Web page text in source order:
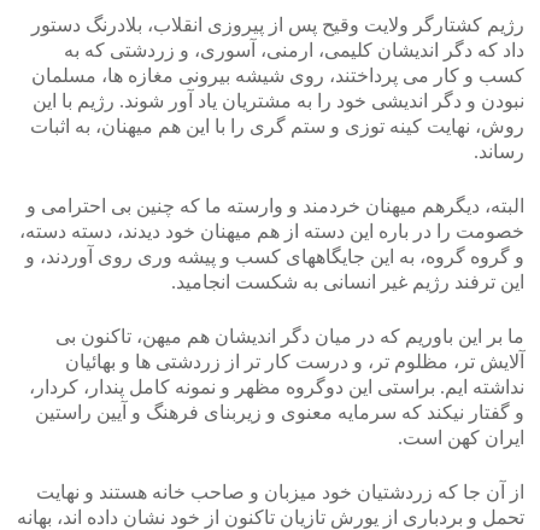
رژیم کشتارگر ولایت وقیح پس از پیروزی انقلاب، بلادرنگ دستور
داد که دگر اندیشان کلیمی، ارمنی، آسوری، و زردشتی که به
کسب و کار می پرداختند، روی شیشه بیرونی مغازه ها، مسلمان
نبودن و دگر اندیشی خود را به مشتریان یاد آور شوند. رژیم با این
روش، نهایت کینه توزی و ستم گری را با این هم میهنان، به اثبات
رساند.
البته، دیگرهم میهنان خردمند و وارسته ما که چنین بی احترامی و
خصومت را در باره این دسته از هم میهنان خود دیدند، دسته دسته،
و گروه گروه، به این جایگاههای کسب و پیشه وری روی آوردند، و
این ترفند رژیم غیر انسانی به شکست انجامید.
ما بر این باوریم که در میان دگر اندیشان هم میهن، تاکنون بی
آلایش تر، مظلوم تر، و درست کار تر از زردشتی ها و بهائیان
نداشته ایم. براستی این دوگروه مظهر و نمونه کامل پندار، کردار،
و گفتار نیکند که سرمایه معنوی و زیربنای فرهنگ و آیین راستین
ایران کهن است.
از آن جا که زردشتیان خود میزبان و صاحب خانه هستند و نهایت
تحمل و بردباری از یورش تازیان تاکنون از خود نشان داده اند، بهانه